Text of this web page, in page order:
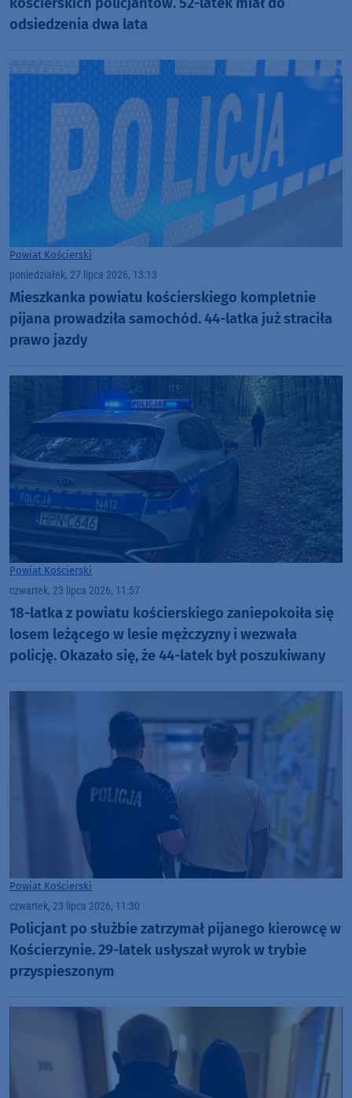
odsiedzenia dwa lata
Powiat Kościerski
poniedziałek, 27 lipca 2026, 13:13
Mieszkanka powiatu kościerskiego kompletnie
pijana prowadziła samochód. 44-latka już straciła
prawo jazdy
Powiat Kościerski
czwartek, 23 lipca 2026, 11:57
18-latka z powiatu kościerskiego zaniepokoiła się
losem leżącego w lesie mężczyzny i wezwała
policję. Okazało się, że 44-latek był poszukiwany
Powiat Kościerski
czwartek, 23 lipca 2026, 11:30
Policjant po służbie zatrzymał pijanego kierowcę w
Kościerzynie. 29-latek usłyszał wyrok w trybie
przyspieszonym